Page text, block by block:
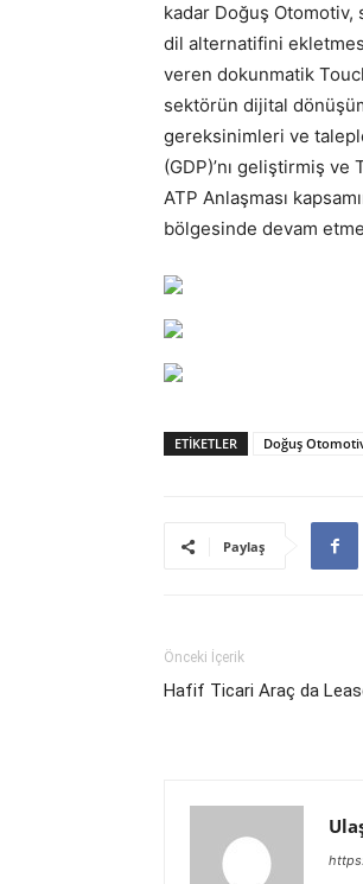
kadar Doğuş Otomotiv,
dil alternatifini
veren dokunmatik
sektörün dijital
gereksinimleri ve
(GDP)’nı geliştirmiş
ATP Anlaşması
bölgesinde devam
ETIKETLER Doğuş
Paylaş
Önceki İçerik
Hafif Ticari Araç da